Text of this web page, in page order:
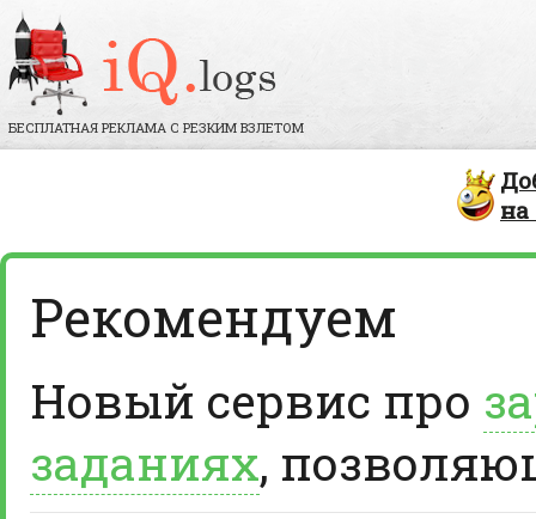
БЕСПЛАТНАЯ РЕКЛАМА С РЕЗКИМ ВЗЛЕТОМ
на
Рекомендуем
Новый сервис про
заданиях,